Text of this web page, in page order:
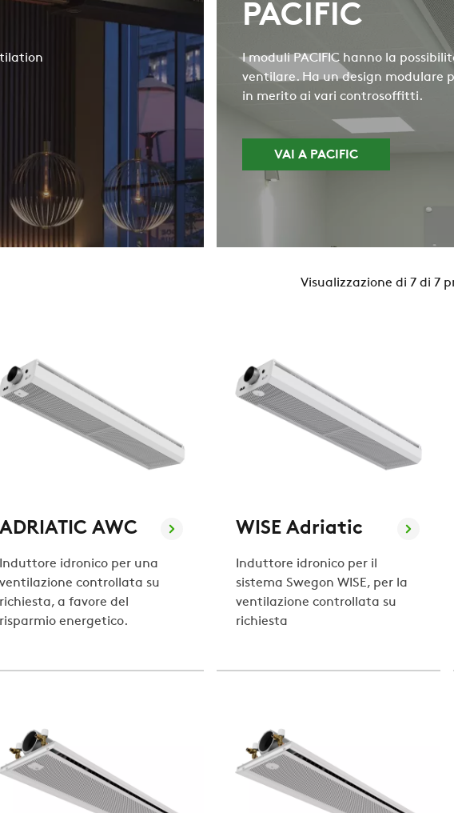
PACIFIC
I moduli PACIFIC hanno la
ventilare. Ha un design modulare
in merito ai vari controsoffitti.
VAI A PACIFIC
Visualizzazione di 7 di 7
ADRIATIC AWC
Induttore idronico per una
ventilazione controllata su
richiesta, a favore del
risparmio energetico.
WISE Adriatic
Induttore idronico per il
sistema Swegon WISE, per la
ventilazione controllata su
richiesta